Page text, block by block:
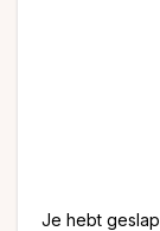
Je hebt